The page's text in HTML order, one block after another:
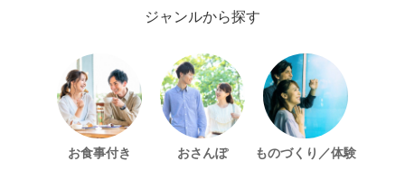
ジャンルから探す
お食事付き おさんぽ ものづくり／体験